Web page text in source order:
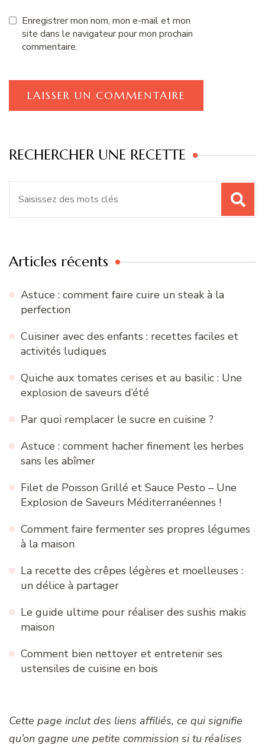
Enregistrer mon nom, mon e-mail et mon
site dans le navigateur pour mon prochain
commentaire.
RECHERCHER UNE RECETTE
Articles récents
Astuce : comment faire cuire un steak à la
perfection
Cuisiner avec des enfants : recettes faciles et
activités ludiques
Quiche aux tomates cerises et au basilic : Une
explosion de saveurs d’été
Par quoi remplacer le sucre en cuisine ?
Astuce : comment hacher finement les herbes
sans les abîmer
Filet de Poisson Grillé et Sauce Pesto – Une
Explosion de Saveurs Méditerranéennes !
Comment faire fermenter ses propres légumes
à la maison
La recette des crêpes légères et moelleuses :
un délice à partager
Le guide ultime pour réaliser des sushis makis
maison
Comment bien nettoyer et entretenir ses
ustensiles de cuisine en bois
Cette page inclut des liens affiliés, ce qui signifie
qu’on gagne une petite commission si tu réalises